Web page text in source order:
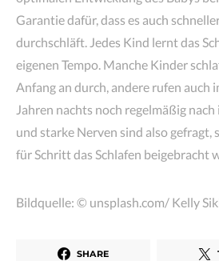
Garantie dafür, dass es auch
durchschläft. Jedes Kind lernt das
eigenen Tempo. Manche Kinder
Anfang an durch, andere rufen auch
Jahren nachts noch regelmäßig
und starke Nerven sind also gefragt,
für Schritt das Schlafen beigebracht
Bildquelle: © unsplash.com/ Kelly
SHARE